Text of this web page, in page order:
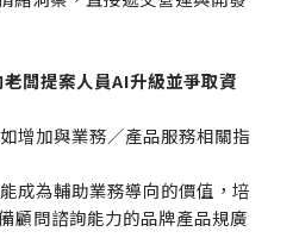
闆提案人員AI升級並爭取資
增加與業務／產品服務相關指
成為輔助業務導向的價值，培
顧問諮詢能力的品牌產品規廣